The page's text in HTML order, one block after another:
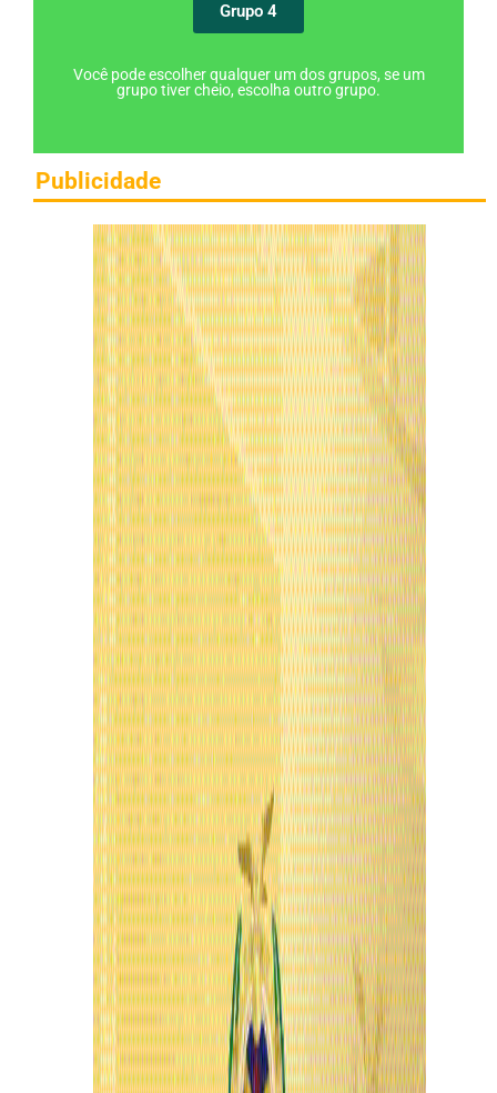
Grupo 4
Você pode escolher qualquer um dos grupos, se um
grupo tiver cheio, escolha outro grupo.
Publicidade